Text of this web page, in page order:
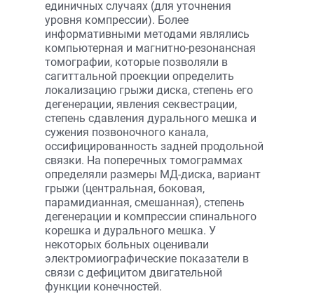
единичных случаях (для уточнения
уровня компрессии). Более
информативными методами являлись
компьютерная и магнитно-резонансная
томографии, которые позволяли в
сагиттальной проекции определить
локализацию грыжи диска, степень его
дегенерации, явления секвестрации,
степень сдавления дурального мешка и
сужения позвоночного канала,
оссифицированность задней продольной
связки. На поперечных томограммах
определяли размеры МД-диска, вариант
грыжи (центральная, боковая,
парамидианная, смешанная), степень
дегенерации и компрессии спинального
корешка и дурального мешка. У
некоторых больных оценивали
электромиографические показатели в
связи с дефицитом двигательной
функции конечностей.